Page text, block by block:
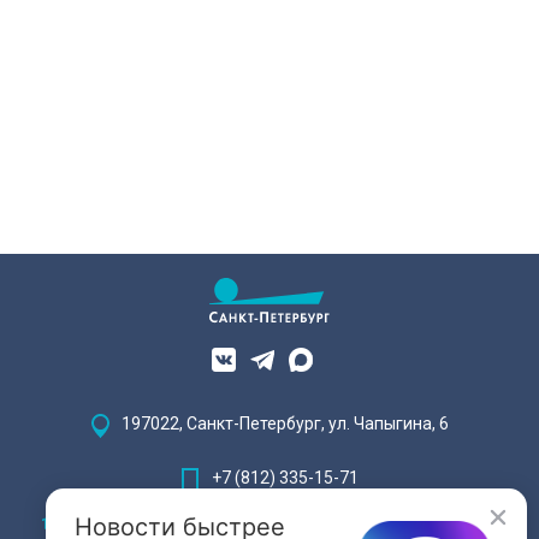
Новости быстрее
197022, Санкт-Петербург, ул. Чапыгина, 6
+7 (812) 335-15-71
Внимание! Отдельные видеоматериалы, размещенные на настоящем